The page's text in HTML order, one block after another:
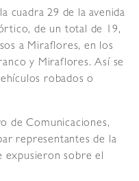
cuadra 29 de la avenida
de un total de 19,
a Miraflores, en los
y Miraflores. Así se
robados o
de Comunicaciones,
representantes de la
expusieron sobre el